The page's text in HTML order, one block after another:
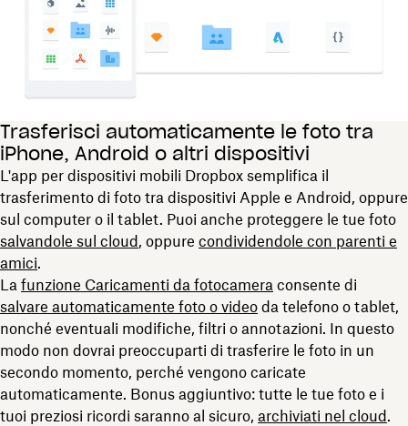
Trasferisci automaticamente le foto tra
iPhone, Android o altri dispositivi
L'app per dispositivi mobili Dropbox semplifica il
trasferimento di foto tra dispositivi Apple e Android, oppure
sul computer o il tablet. Puoi anche proteggere le tue foto
salvandole sul cloud, oppure condividendole con parenti e
amici.
La funzione Caricamenti da fotocamera consente di
salvare automaticamente foto o video da telefono o tablet,
nonché eventuali modifiche, filtri o annotazioni. In questo
modo non dovrai preoccuparti di trasferire le foto in un
secondo momento, perché vengono caricate
automaticamente. Bonus aggiuntivo: tutte le tue foto e i
tuoi preziosi ricordi saranno al sicuro, archiviati nel cloud.